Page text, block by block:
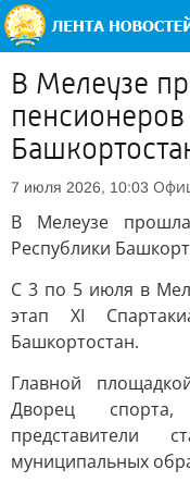
В Мелеузе
7 июля 2026, 10:03
В Мелеузе
Республики
С 3 по 5 июля в
этап XI
Башкортостан.
Главной
Дворец
представители
муниципальных